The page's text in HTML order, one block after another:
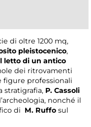
di oltre 1200 mq,
pleistocenico,
letto di un antico
dei ritrovamenti
figure professionali
stratigrafia, P. Cassoli
nonché il
di M. Ruffo sul